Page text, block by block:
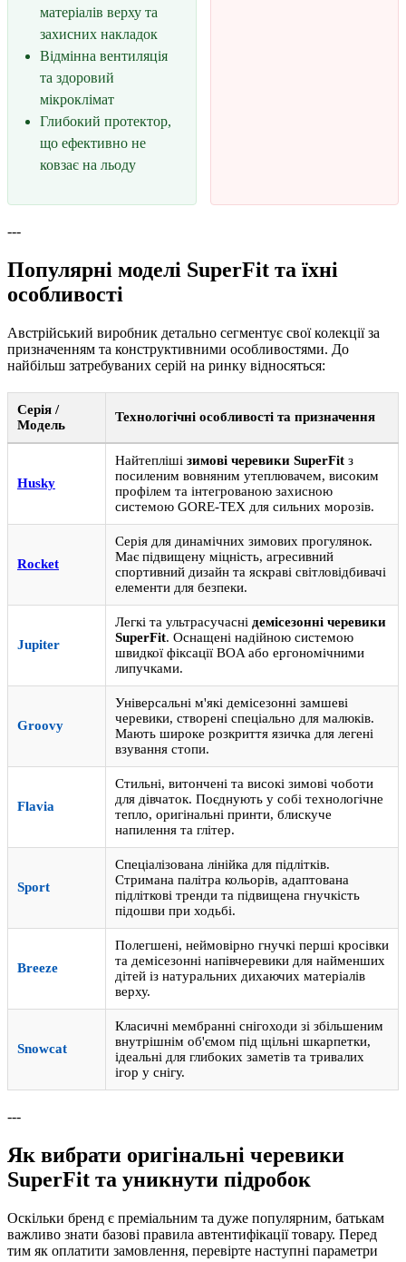
матеріалів верху та
захисних накладок
Відмінна вентиляція
та здоровий
мікроклімат
Глибокий протектор,
що ефективно не
ковзає на льоду
---
Популярні моделі SuperFit та їхні
особливості
Австрійський виробник детально сегментує свої колекції за
призначенням та конструктивними особливостями. До
найбільш затребуваних серій на ринку відносяться:
Серія /
Модель
Технологічні особливості та призначення
Husky
Найтепліші зимові черевики SuperFit з
посиленим вовняним утеплювачем, високим
профілем та інтегрованою захисною
системою GORE-TEX для сильних морозів.
Rocket
Серія для динамічних зимових прогулянок.
Має підвищену міцність, агресивний
спортивний дизайн та яскраві світловідбивачі
елементи для безпеки.
Jupiter
Легкі та ультрасучасні демісезонні черевики
SuperFit. Оснащені надійною системою
швидкої фіксації BOA або ергономічними
липучками.
Groovy
Універсальні м'які демісезонні замшеві
черевики, створені спеціально для малюків.
Мають широке розкриття язичка для легені
взування стопи.
Flavia
Стильні, витончені та високі зимові чоботи
для дівчаток. Поєднують у собі технологічне
тепло, оригінальні принти, блискуче
напилення та глітер.
Sport
Спеціалізована лінійка для підлітків.
Стримана палітра кольорів, адаптована
підліткові тренди та підвищена гнучкість
підошви при ходьбі.
Breeze
Полегшені, неймовірно гнучкі перші кросівки
та демісезонні напівчеревики для найменших
дітей із натуральних дихаючих матеріалів
верху.
Snowcat
Класичні мембранні снігоходи зі збільшеним
внутрішнім об'ємом під щільні шкарпетки,
ідеальні для глибоких заметів та тривалих
ігор у снігу.
---
Як вибрати оригінальні черевики
SuperFit та уникнути підробок
Оскільки бренд є преміальним та дуже популярним, батькам
важливо знати базові правила автентифікації товару. Перед
тим як оплатити замовлення, перевірте наступні параметри